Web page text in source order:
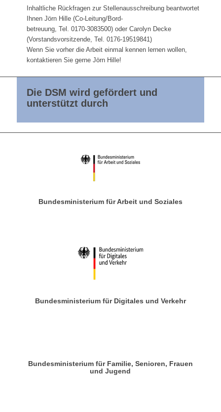
Inhaltliche Rückfragen zur Stellenausschreibung beantwortet
Ihnen Jörn Hille (Co-Leitung/Bord-
betreuung, Tel. 0170-3083500) oder Carolyn Decke
(Vorstandsvorsitzende, Tel. 0176-19519841)
Wenn Sie vorher die Arbeit einmal kennen lernen wollen,
kontaktieren Sie gerne Jörn Hille!
Die DSM wird gefördert und
unterstützt durch
Bundesministerium für Arbeit und Soziales
Bundesministerium für Digitales und Verkehr
Bundesministerium für Familie, Senioren, Frauen
und Jugend